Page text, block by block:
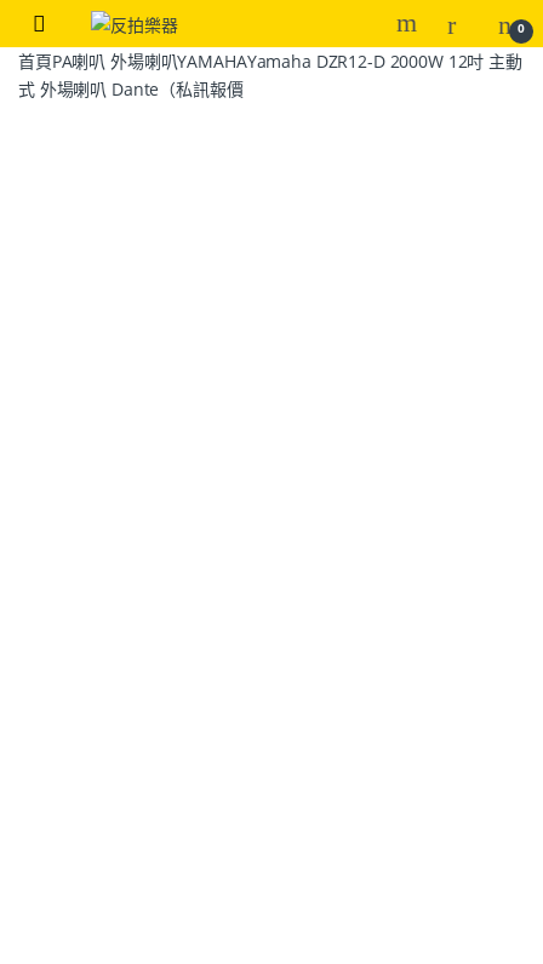
0
首頁PA喇叭 外場喇叭YAMAHAYamaha DZR12-D 2000W 12吋 主動
式 外場喇叭 Dante（私訊報價